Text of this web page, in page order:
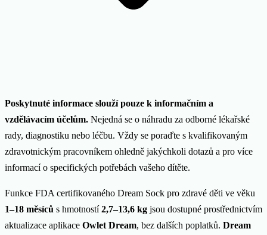
Poskytnuté informace slouží pouze k informačním a
vzdělávacím účelům. Nejedná se o náhradu za odborné lékařské
rady, diagnostiku nebo léčbu. Vždy se poraďte s kvalifikovaným
zdravotnickým pracovníkem ohledně jakýchkoli dotazů a pro více
informací o specifických potřebách vašeho dítěte.
Funkce FDA certifikovaného Dream Sock pro zdravé děti ve věku
1–18 měsíců s hmotností2,7–13,6 kg jsou dostupné prostřednictvím
aktualizace aplikace Owlet Dream, bez dalších poplatků. Dream